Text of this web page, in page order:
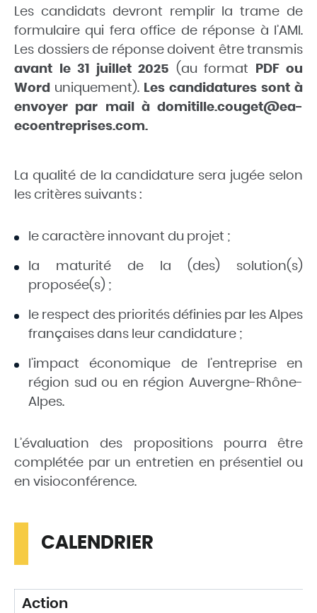
Les candidats devront remplir la trame de
formulaire qui fera office de réponse à l’AMI.
Les dossiers de réponse doivent être transmis
avant le 31 juillet 2025 (au format
PDF ou
Word uniquement). Les candidatures sont à
envoyer par mail à domitille.couget@ea-
ecoentreprises.com.
La qualité de la candidature sera jugée selon
les critères suivants :
le caractère innovant du projet ;
la maturité de la (des) solution(s)
proposée(s) ;
le respect des priorités définies par les Alpes
françaises dans leur candidature ;
l’impact économique de l’entreprise en
région sud ou en région Auvergne-Rhône-
Alpes.
L’évaluation des propositions pourra être
complétée par un entretien en présentiel ou
en visioconférence.
CALENDRIER
Action